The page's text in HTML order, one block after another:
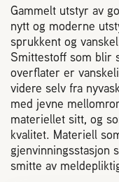
Plassering av
Honning
Birøkteren
Driftsteknikk
Sykdommer og
Gammelt utstyr av
nytt og moderne
sprukkent og
Smittestoff som blir
overflater er
videre selv fra
med jevne
materiellet sitt, og
kvalitet. Materiell
gjenvinningsstasjon
smitte av